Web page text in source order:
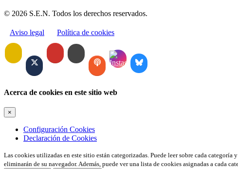
© 2026 S.E.N. Todos los derechos reservados.
Aviso legal Política de cookies
Acerca de cookies en este sitio web
×
Configuración Cookies
Declaración de Cookies
Las cookies utilizadas en este sitio están categorizadas. Puede leer sobre cada
eliminarán de su navegador. Además, puede ver una lista de cookies asignadas a cada